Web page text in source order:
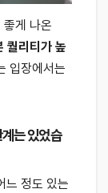
게 나온
퀄리티가 높
입장에서는
는 있었습
느 정도 있는